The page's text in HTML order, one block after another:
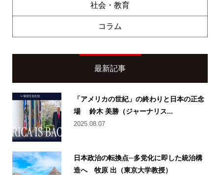
社会・教育
コラム
最新記事
「アメリカの世紀」の終わりと日本の正念
場 鈴木 美勝（ジャーナリス...
2025.08.07
日本政治の転換点─多党化に即した統治構
造へ 牧原 出（東京大学教授）